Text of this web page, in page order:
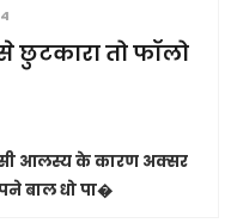
छुटकारा तो फॉलो
आलस्य के कारण अक्सर
बाल धो पा�